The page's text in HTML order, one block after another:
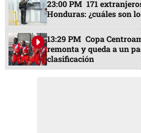
23:00 PM 171
Honduras: ¿cuáles son
13:29 PM Copa
remonta y queda a un
clasificación